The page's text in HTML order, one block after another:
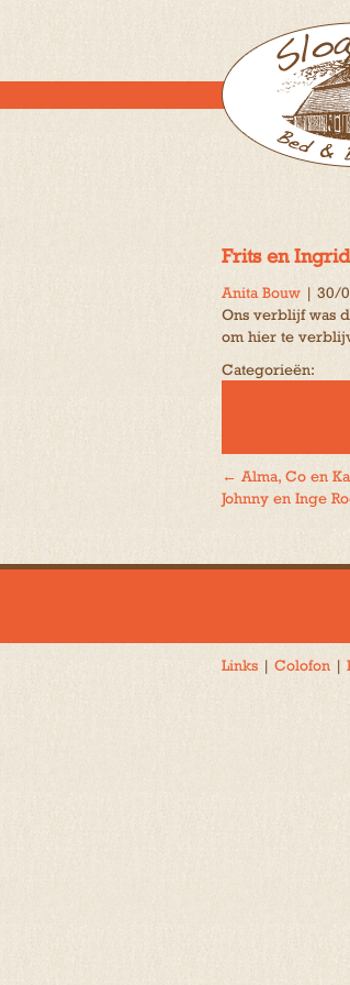
Frits en Ingrid
Anita Bouw | 30/
Ons verblijf was
om hier te
Categorieën:
Bericht
← Alma, Co en
Johnny en Inge
Links | Colofon |